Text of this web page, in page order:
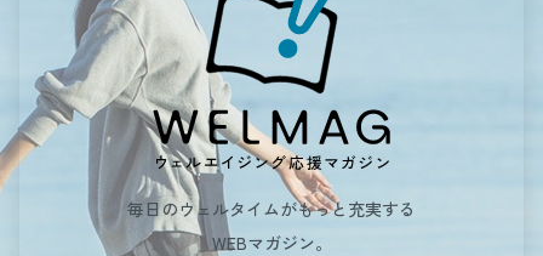
毎日のウェルタイムがもっと充実する
WEBマガジン。